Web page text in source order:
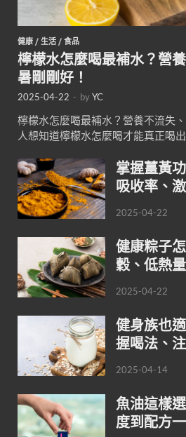
健康 / 生活 / 食品
檸檬水怎麼喝最補水？營
暑剛剛好！
2025-04-22 - byYC
檸檬水怎麼喝最補水？營養不流失
人想知道檸檬水怎麼喝才能真正喝
掌握薑黃
吸收率、
2025-04-22
健康粽子
穀、低熱
2025-04-22
健身族也
握喝法、
2025-04-14
魚油這樣
度到配方